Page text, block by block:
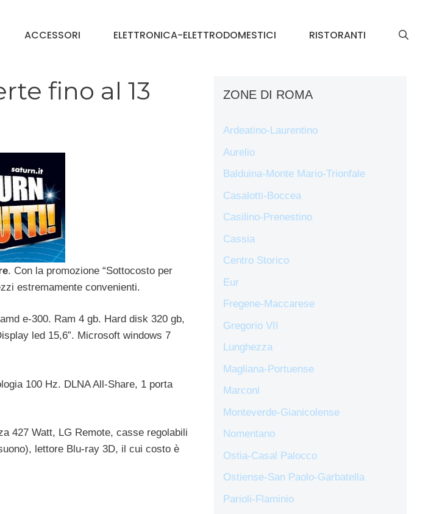
ACCESSORI ELETTRONICA-ELETTRODOMESTICI RISTORANTI
fino al 13
. Con la promozione “Sottocosto per
estremamente convenienti.
e-300. Ram 4 gb. Hard disk 320 gb,
led 15,6”. Microsoft windows 7
100 Hz. DLNA All-Share, 1 porta
427 Watt, LG Remote, casse regolabili
lettore Blu-ray 3D, il cui costo è
ZONE DI ROMA
Ardeatino-Laurentino
Aurelio
Balduina-Monte Mario-Trionfale
Casalotti-Boccea
Casilino-Prenestino
Cassia
Centro Storico
Eur
Fregene-Maccarese
Gregorio VII
Lunghezza
Magliana-Portuense
Marconi
Monteverde-Gianicolense
Nomentano
Ostia-Casal Palocco
Ostiense-San Paolo-Garbatella
Parioli-Flaminio